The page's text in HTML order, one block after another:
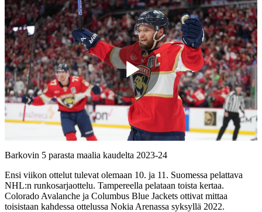
Play
Video
Barkovin 5 parasta maalia kaudelta 2023-24
Ensi viikon ottelut tulevat olemaan 10. ja 11. Suomessa pelattava
NHL:n runkosarjaottelu. Tampereella pelataan toista kertaa.
Colorado Avalanche ja Columbus Blue Jackets ottivat mittaa
toisistaan kahdessa ottelussa Nokia Arenassa syksyllä 2022.